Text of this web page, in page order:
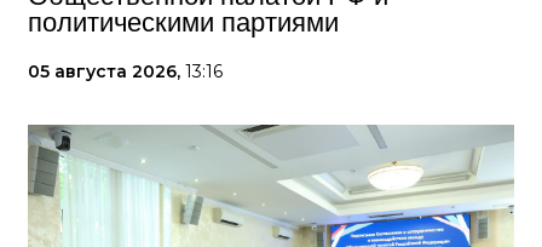
политическими партиями
05 августа 2026, 13:16